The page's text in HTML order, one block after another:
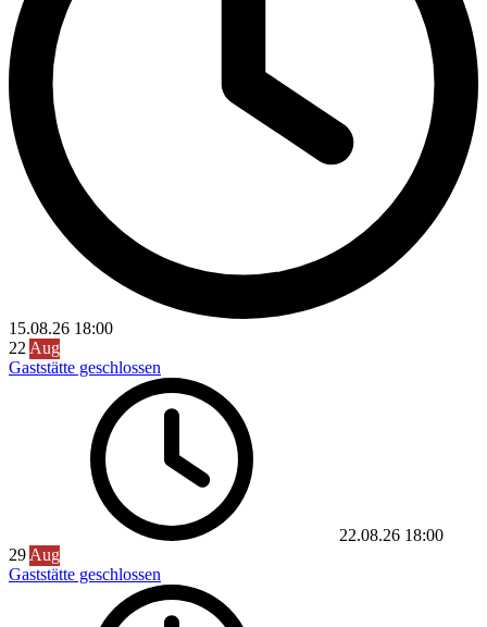
15.08.26 18:00
22Aug
Gaststätte geschlossen
22.08.26 18:00
29Aug
Gaststätte geschlossen